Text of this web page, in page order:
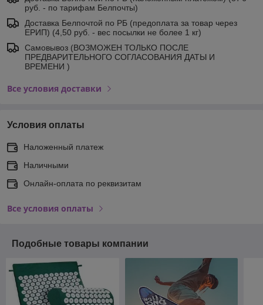
руб. - по тарифам Белпочты)
Доставка Белпочтой по РБ (предоплата за товар через
ЕРИП) (4,50 руб. - вес посылки не более 1 кг)
Самовывоз (ВОЗМОЖЕН ТОЛЬКО ПОСЛЕ
ПРЕДВАРИТЕЛЬНОГО СОГЛАСОВАНИЯ ДАТЫ И
ВРЕМЕНИ )
Все условия доставки
Условия оплаты
Наложенный платеж
Наличными
Онлайн-оплата по реквизитам
Все условия оплаты
Подобные товары компании